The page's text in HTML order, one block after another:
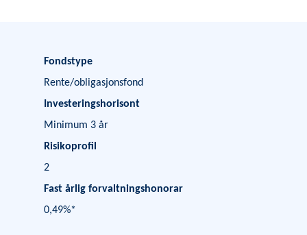
Fondstype
Rente/obligasjonsfond
Investeringshorisont
Minimum 3 år
Risikoprofil
2
Fast årlig forvaltningshonorar
0,49%*